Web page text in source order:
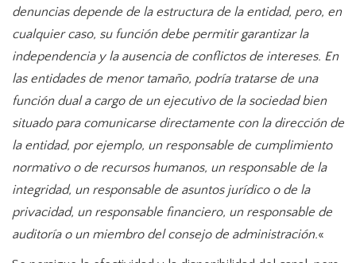
denuncias depende de la estructura de la entidad, pero, en
cualquier caso, su función debe permitir garantizar la
independencia y la ausencia de conflictos de intereses. En
las entidades de menor tamaño, podría tratarse de una
función dual a cargo de un ejecutivo de la sociedad bien
situado para comunicarse directamente con la dirección de
la entidad, por ejemplo, un responsable de cumplimiento
normativo o de recursos humanos, un responsable de la
integridad, un responsable de asuntos jurídico o de la
privacidad, un responsable financiero, un responsable de
auditoría o un miembro del consejo de administración.«